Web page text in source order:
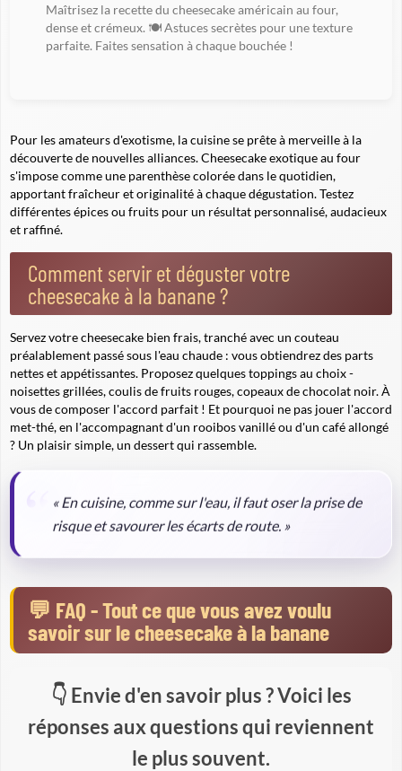
Maîtrisez la recette du cheesecake américain au four,
dense et crémeux. 🍽️ Astuces secrètes pour une texture
parfaite. Faites sensation à chaque bouchée !
Pour les amateurs d'exotisme, la cuisine se prête à merveille à la
découverte de nouvelles alliances. Cheesecake exotique au four
s'impose comme une parenthèse colorée dans le quotidien,
apportant fraîcheur et originalité à chaque dégustation. Testez
différentes épices ou fruits pour un résultat personnalisé, audacieux
et raffiné.
Comment servir et déguster votre
cheesecake à la banane ?
Servez votre cheesecake bien frais, tranché avec un couteau
préalablement passé sous l'eau chaude : vous obtiendrez des parts
nettes et appétissantes. Proposez quelques toppings au choix -
noisettes grillées, coulis de fruits rouges, copeaux de chocolat noir. À
vous de composer l'accord parfait ! Et pourquoi ne pas jouer l'accord
met-thé, en l'accompagnant d'un rooibos vanillé ou d'un café allongé
? Un plaisir simple, un dessert qui rassemble.
« En cuisine, comme sur l'eau, il faut oser la prise de
risque et savourer les écarts de route. »
FAQ - Tout ce que vous avez voulu
savoir sur le cheesecake à la banane
Envie d'en savoir plus ? Voici les
réponses aux questions qui reviennent
le plus souvent.